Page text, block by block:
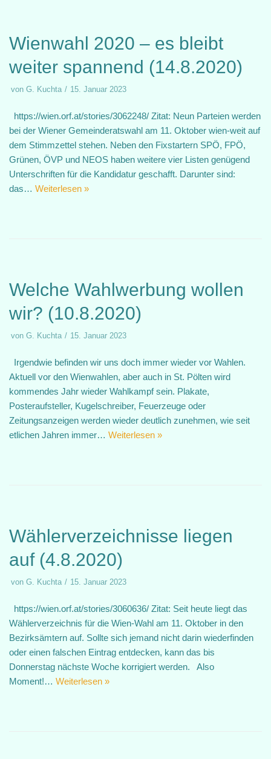
Wienwahl 2020 – es bleibt
weiter spannend (14.8.2020)
von G. Kuchta 15. Januar 2023
https://wien.orf.at/stories/3062248/ Zitat: Neun Parteien werden
bei der Wiener Gemeinderatswahl am 11. Oktober wien-weit auf
dem Stimmzettel stehen. Neben den Fixstartern SPÖ, FPÖ,
Grünen, ÖVP und NEOS haben weitere vier Listen genügend
Unterschriften für die Kandidatur geschafft. Darunter sind:
das… Weiterlesen »
Welche Wahlwerbung wollen
wir? (10.8.2020)
von G. Kuchta 15. Januar 2023
Irgendwie befinden wir uns doch immer wieder vor Wahlen.
Aktuell vor den Wienwahlen, aber auch in St. Pölten wird
kommendes Jahr wieder Wahlkampf sein. Plakate,
Posteraufsteller, Kugelschreiber, Feuerzeuge oder
Zeitungsanzeigen werden wieder deutlich zunehmen, wie seit
etlichen Jahren immer… Weiterlesen »
Wählerverzeichnisse liegen
auf (4.8.2020)
von G. Kuchta 15. Januar 2023
https://wien.orf.at/stories/3060636/ Zitat: Seit heute liegt das
Wählerverzeichnis für die Wien-Wahl am 11. Oktober in den
Bezirksämtern auf. Sollte sich jemand nicht darin wiederfinden
oder einen falschen Eintrag entdecken, kann das bis
Donnerstag nächste Woche korrigiert werden. Also
Moment!… Weiterlesen »